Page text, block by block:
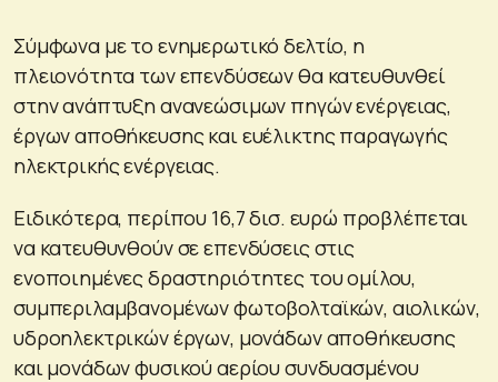
Σύμφωνα με το ενημερωτικό δελτίο, η
πλειονότητα των επενδύσεων θα κατευθυνθεί
στην ανάπτυξη ανανεώσιμων πηγών ενέργειας,
έργων αποθήκευσης και ευέλικτης παραγωγής
ηλεκτρικής ενέργειας.
Ειδικότερα, περίπου 16,7 δισ. ευρώ προβλέπεται
να κατευθυνθούν σε επενδύσεις στις
ενοποιημένες δραστηριότητες του ομίλου,
συμπεριλαμβανομένων φωτοβολταϊκών, αιολικών,
υδροηλεκτρικών έργων, μονάδων αποθήκευσης
και μονάδων φυσικού αερίου συνδυασμένου